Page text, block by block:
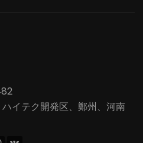
イテク開発区、鄭州、河南